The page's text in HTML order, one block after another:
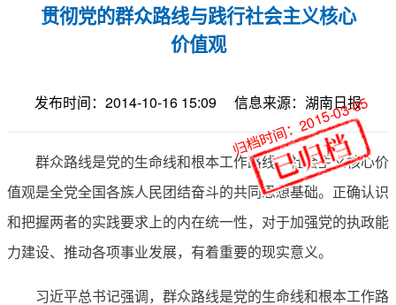
贯彻党的群众路线与践行社会主义核心
价值观
发布时间：2014-10-16 15:09 信息来源：湖南日报
群众路线是党的生命线和根本工作路线，社会主义核心价
值观是全党全国各族人民团结奋斗的共同思想基础。正确认识
和把握两者的实践要求上的内在统一性，对于加强党的执政能
力建设、推动各项事业发展，有着重要的现实意义。
习近平总书记强调，群众路线是党的生命线和根本工作路
归档时间：2015-03-05